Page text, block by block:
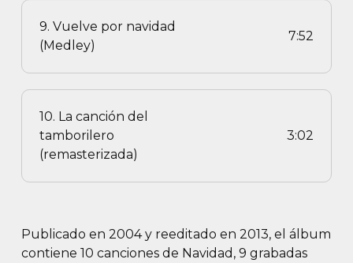
9. Vuelve por navidad
(Medley)
7:52
10. La canción del
tamborilero
(remasterizada)
3:02
Publicado en 2004 y reeditado en 2013, el álbum
contiene 10 canciones de Navidad, 9 grabadas